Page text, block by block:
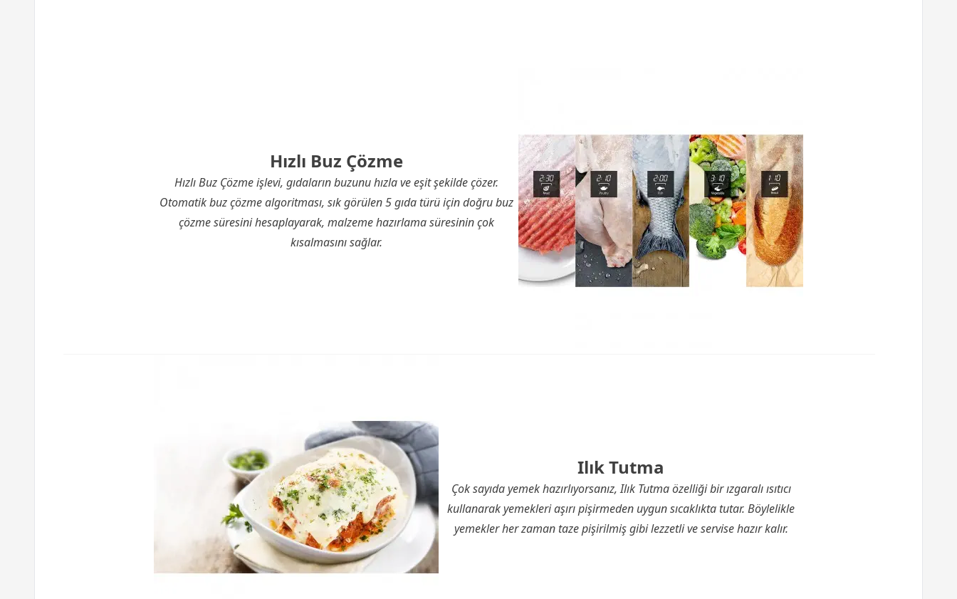
Hızlı Buz Çözme
Hızlı Buz Çözme işlevi, gıdaların buzunu hızla ve eşit şekilde çözer.
Otomatik buz çözme algoritması, sık görülen 5 gıda türü için doğru buz
çözme süresini hesaplayarak, malzeme hazırlama süresinin çok
kısalmasını sağlar.
Ilık Tutma
Çok sayıda yemek hazırlıyorsanız, Ilık Tutma özelliği bir ızgaralı ısıtıcı
kullanarak yemekleri aşırı pişirmeden uygun sıcaklıkta tutar. Böylelikle
yemekler her zaman taze pişirilmiş gibi lezzetli ve servise hazır kalır.